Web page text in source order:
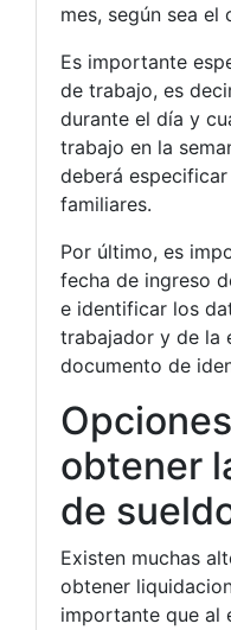
mes, según sea el
Es importante
de trabajo, es
durante el día y
trabajo en la
deberá
familiares.
Por último, es
fecha de ingreso
e identificar los
trabajador y de la
documento de
obtener
de
Existen muchas
obtener
importante que al